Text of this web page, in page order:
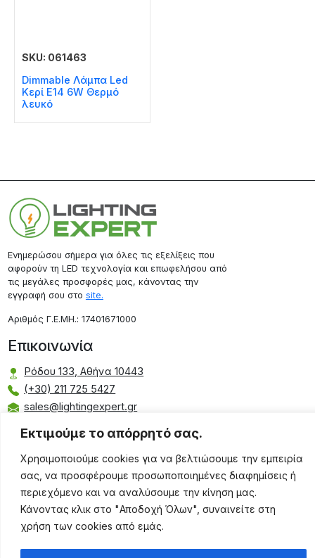
Εκτιμούμε το απόρρητό σας.
Χρησιμοποιούμε cookies για να βελτιώσουμε την εμπειρία
σας, να προσφέρουμε προσωποποιημένες διαφημίσεις ή
περιεχόμενο και να αναλύσουμε την κίνηση μας.
Κάνοντας κλικ στο "Αποδοχή Όλων", συναινείτε στη
χρήση των cookies από εμάς.
SKU: 061463
Dimmable Λάμπα Led
Κερί E14 6W Θερμό
λευκό
Ενημερώσου σήμερα για όλες τις εξελίξεις που
αφορούν τη LED τεχνολογία και επωφελήσου από
τις μεγάλες προσφορές μας, κάνοντας την
εγγραφή σου στο site.
Aριθμός Γ.Ε.ΜΗ.: 17401671000
Επικοινωνία
Ρόδου 133, Αθήνα 10443
(+30) 211 725 5427
sales@lightingexpert.gr
Χρήσιμες Σελίδες
Ο Λογαριασμός μου
Προϊόντα
Όροι Χρήσης